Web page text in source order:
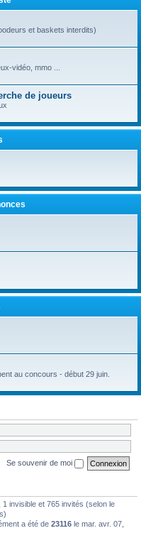
et baskets interdits)
vidéo, mmo ...
de joueurs
au concours - début 29 juin.
Se souvenir de moi
invisible et 765 invités (selon le
a été de 23116 le mar. avr. 07,